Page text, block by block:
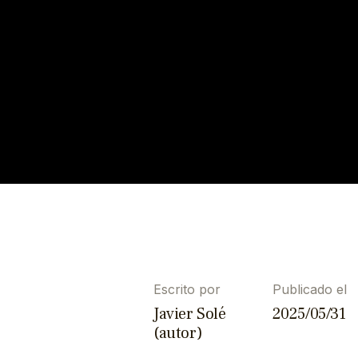
Escrito por
Javier Solé
(autor)
Publicado el
2025/05/31